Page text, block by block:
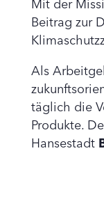
Beitrag zur
Als
täglich die
Produkte.
Hansestadt